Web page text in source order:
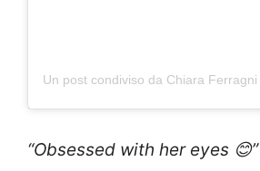
“Obsessed with her eyes 😊”